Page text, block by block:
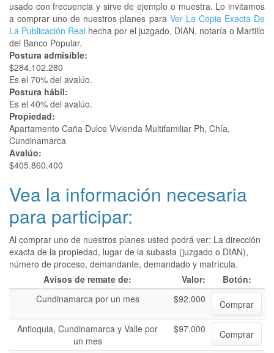
usado con frecuencia y sirve de ejemplo o muestra. Lo invitamos
a comprar uno de nuestros planes para Ver La Copia Exacta De
La Publicación Real hecha por el juzgado, DIAN, notaría o Martillo
del Banco Popular.
Postura admisible:
$284.102.280
Es el 70% del avalúo.
Postura hábil:
Es el 40% del avalúo.
Propiedad:
Apartamento Caña Dulce Vivienda Multifamiliar Ph, Chía,
Cundinamarca
Avalúo:
$405.860.400
Vea la información necesaria
para participar:
Al comprar uno de nuestros planes usted podrá ver: La dirección
exacta de la propiedad, lugar de la subasta (juzgado o DIAN),
número de proceso, demandante, demandado y matrícula.
Avisos de remate de:
Valor:
Botón:
Cundinamarca por un mes
$92.000
Comprar
Antioquia, Cundinamarca y Valle por
un mes
$97.000 Comprar